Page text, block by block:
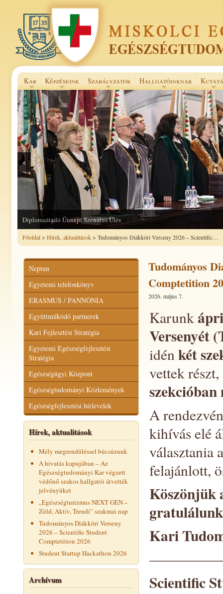
Kar Képzéseink Szabályzatok Hallgatóinknak
Selye János Szakkollégium
<
Főoldal> Hírek, aktualitások> Tudományos Diákköri Verseny 2026 – Scientific…
Neptun
Egyetemi telefonkönyv
ERASMUS / PANNÓNIA
Együttműködő partnerek
Kari Fejlesztési Stratégia
Egyetemi Egészségfejlesztési
Stratégia
Egészségügyi Központ
Egészségtudományi Közlemények
Egészségfejlesztési hírlevelek
Hírek, aktualitások
Mély megrendüléssel búcsúzunk
A hivatás kapujában – Az
Egészségtudományi Kar végzett
védőnő szakos hallgatói átvették
jelvényüket
„Egészségturizmus NEXT GEN –
Zöld, Aktív, Trendi” szakmai nap
Tudományos Diákköri Verseny
2026 – Scientific Student
Comptetition 2026
Student Startup Hackathon 2026
Archívum
Tudományos
Comptetition
2026. május 7.
Karunk
Versenyét
idénkét
vettek
A
kihívás elé
választania
felajánlott,
Köszönjük
Kari
Scientific